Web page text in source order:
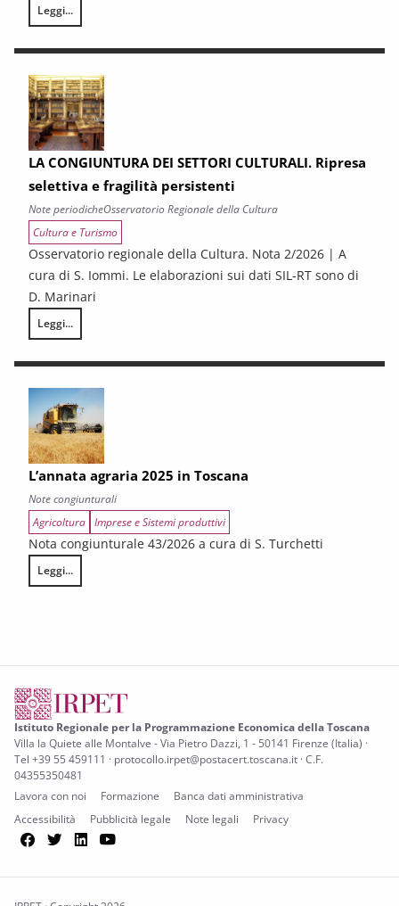
Leggi...
LA CONGIUNTURA NELLE PROVINCE TOSCANE
LA CONGIUNTURA DEI SETTORI CULTURALI. Ripresa
selettiva e fragilità persistenti
Note periodicheOsservatorio Regionale della Cultura
Cultura e Turismo
Osservatorio regionale della Cultura. Nota 2/2026 | A
cura di S. Iommi. Le elaborazioni sui dati SIL-RT sono di
D. Marinari
Leggi...
LA CONGIUNTURA DEI SETTORI CULTURALI. Ripresa selettiva e
L’annata agraria 2025 in Toscana
Note congiunturali
Agricoltura Imprese e Sistemi produttivi
Nota congiunturale 43/2026 a cura di S. Turchetti
Leggi...
L’annata agraria 2025 in Toscana
Istituto Regionale per la Programmazione Economica della Toscana
Villa la Quiete alle Montalve - Via Pietro Dazzi, 1 - 50141 Firenze (Italia) ·
Tel +39 55 459111 · protocollo.irpet@postacert.toscana.it · C.F.
04355350481
Lavora con noi
Formazione
Banca dati amministrativa
Accessibilità
Pubblicità legale Note legali Privacy
Facebook
TwitterLinkedIn